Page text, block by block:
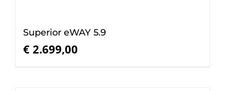
Superior eWAY 5.9
€ 2.699,00